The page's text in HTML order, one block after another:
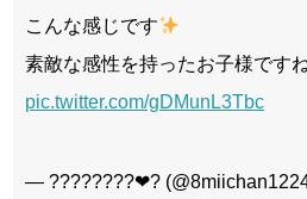
こんな感じです
素敵な感性を持ったお子様ですね
pic.twitter.com/gDMunL3Tbc
— ????????❤︎?